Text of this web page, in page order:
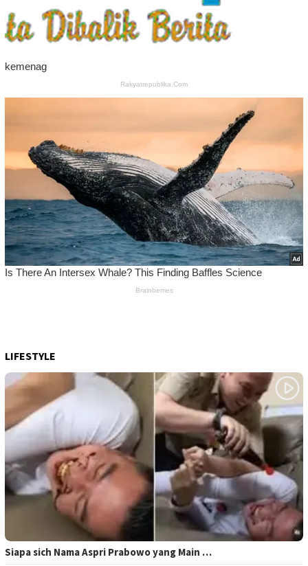
LIFESTYLE
Siapa sich Nama Aspri Prabowo yang Main …